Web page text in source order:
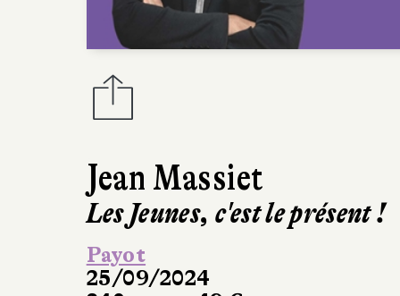
Jean Massiet
Les Jeunes, c'est le présent !
Payot
25/09/2024